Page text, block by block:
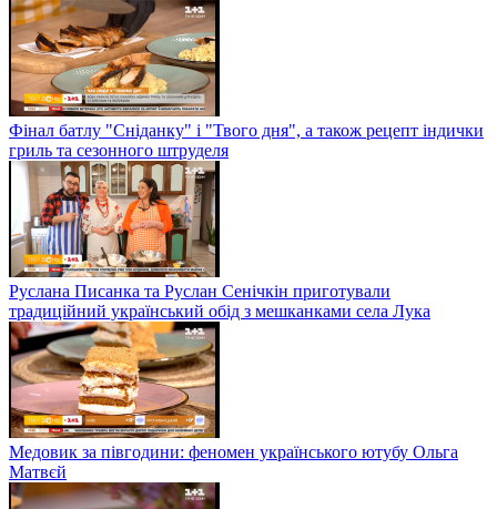
Фінал батлу "Сніданку" і "Твого дня", а також рецепт індички
гриль та сезонного штруделя
Руслана Писанка та Руслан Сенічкін приготували
традиційний український обід з мешканками села Лука
Медовик за півгодини: феномен українського ютубу Ольга
Матвєй